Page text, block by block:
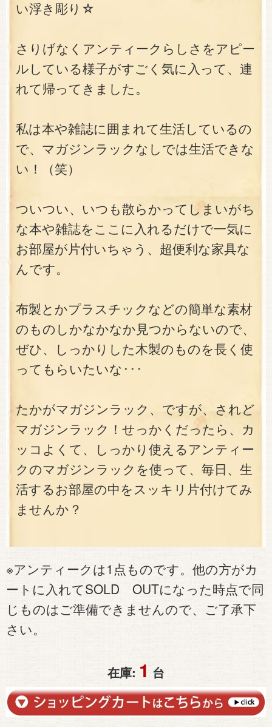
い浮き彫り☆
さりげなくアンティークらしさをアピー
ルしている様子がすごく気に入って、連
れて帰ってきました。
私は本や雑誌に囲まれて生活しているの
で、マガジンラックなしでは生活できな
い！（笑）
ついつい、いつも散らかってしまいがち
な本や雑誌をここに入れるだけで一気に
お部屋が片付いちゃう、超便利な家具な
んです。
布製とかプラスチックなどの簡単な素材
のものしかなかなか見つからないので、
ぜひ、しっかりした木製のものを長く使
ってもらいたいな･･･
たかがマガジンラック、ですが、されど
マガジンラック！せっかくだったら、カ
ッコよくて、しっかり使えるアンティー
クのマガジンラックを使って、毎日、生
活するお部屋の中をスッキリ片付けてみ
ませんか？
※アンティークは1点ものです。他の方がカ
ートに入れてSOLD OUTになった時点で同
じものはご準備できませんので、ご了承下
さい。
在庫: 1 台